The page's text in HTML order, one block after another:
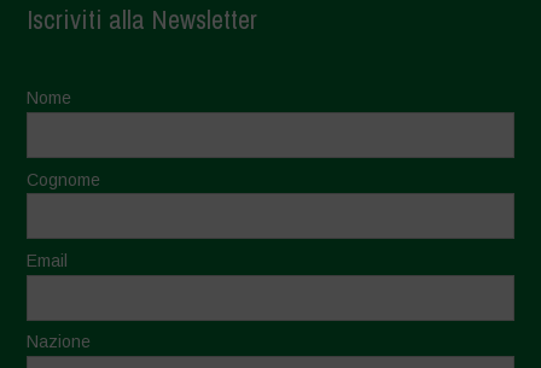
Iscriviti alla Newsletter
Nome
Cognome
Email
Nazione